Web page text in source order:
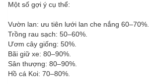
Một số gợi ý cụ thể:
Vườn lan: ưu tiên lưới lan che nắng 60–70%.
Trồng rau sạch: 50–60%.
Ươm cây giống: 50%.
Bãi giữ xe: 80–90%.
Sân thượng: 80–90%.
Hồ cá Koi: 70–80%.